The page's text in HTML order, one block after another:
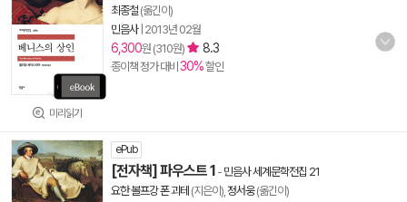
미리읽기
최종철 (옮긴이)
민음사| 2013년 02월
6,300원 (310원) 8.3
종이책 정가 대비 30%할인
ePub
[전자책] 파우스트 1 - 민음사 세계문학전집 21
요한 볼프강 폰 괴테 (지은이), 정서웅(옮긴이)